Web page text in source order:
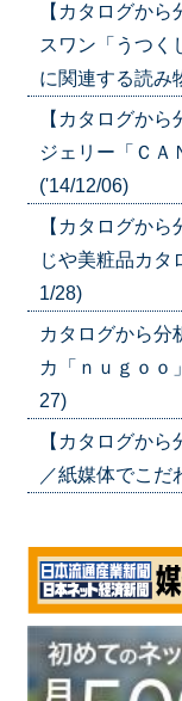
【カタログか
スワン「うつく
に関連する読み
【カタログか
ジェリー「ＣＡ
('14/12/06)
【カタログか
じや美粧品カタ
1/28)
カタログから分
カ「ｎｕｇｏｏ
27)
【カタログか
／紙媒体でこだ